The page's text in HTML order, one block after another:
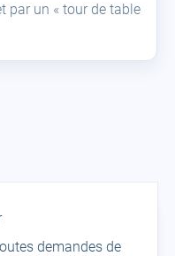
par un « tour de table
demandes de